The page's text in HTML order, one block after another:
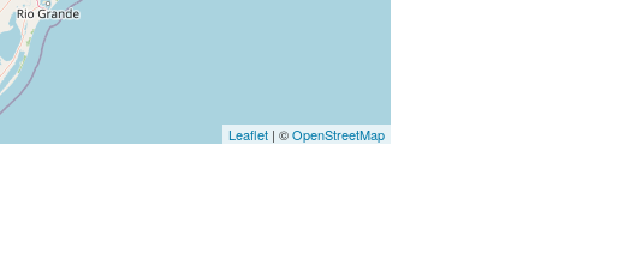
Leaflet| ©OpenStreetMap